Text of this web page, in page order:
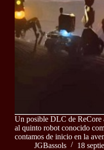
Un posible DLC de ReCore
al quinto robot conocido
contamos de inicio en la
JGBassols
18